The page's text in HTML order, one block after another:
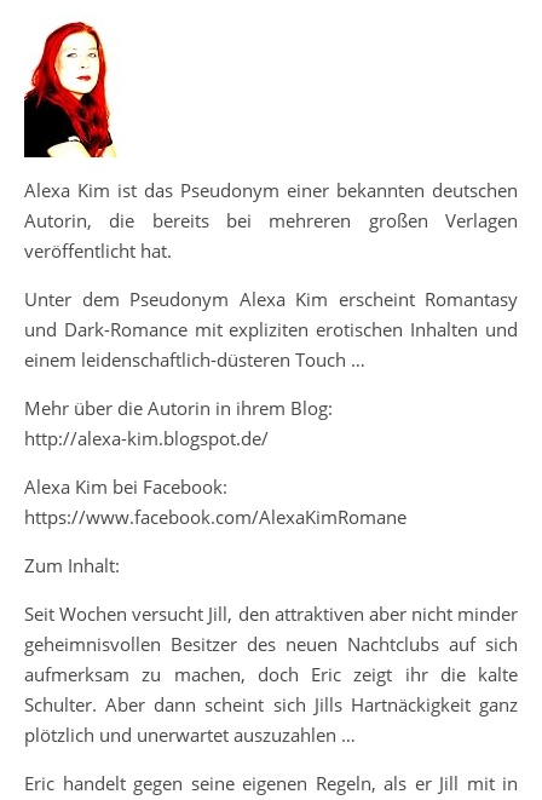
Alexa Kim ist das Pseudonym einer bekannten deutschen
Autorin, die bereits bei mehreren großen Verlagen
veröffentlicht hat.
Unter dem Pseudonym Alexa Kim erscheint Romantasy
und Dark-Romance mit expliziten erotischen Inhalten und
einem leidenschaftlich-düsteren Touch …
Mehr über die Autorin in ihrem Blog:
http://alexa-kim.blogspot.de/
Alexa Kim bei Facebook:
https://www.facebook.com/AlexaKimRomane
Zum Inhalt:
Seit Wochen versucht Jill, den attraktiven aber nicht minder
geheimnisvollen Besitzer des neuen Nachtclubs auf sich
aufmerksam zu machen, doch Eric zeigt ihr die kalte
Schulter. Aber dann scheint sich Jills Hartnäckigkeit ganz
plötzlich und unerwartet auszuzahlen …
Eric handelt gegen seine eigenen Regeln, als er Jill mit in